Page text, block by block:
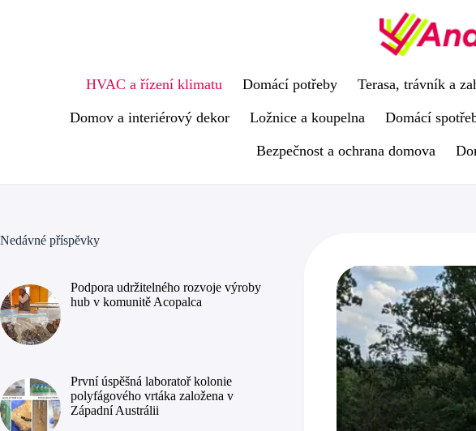
HVAC a řízení klimatu Domácí potřeby Terasa, trávník a
Domov a interiérový dekor Ložnice a koupelna Domácí
Bezpečnost a ochrana domova
Nedávné příspěvky
Podpora udržitelného rozvoje výroby
hub v komunitě Acopalca
První úspěšná laboratoř kolonie
polyfágového vrtáka založena v
Západní Austrálii